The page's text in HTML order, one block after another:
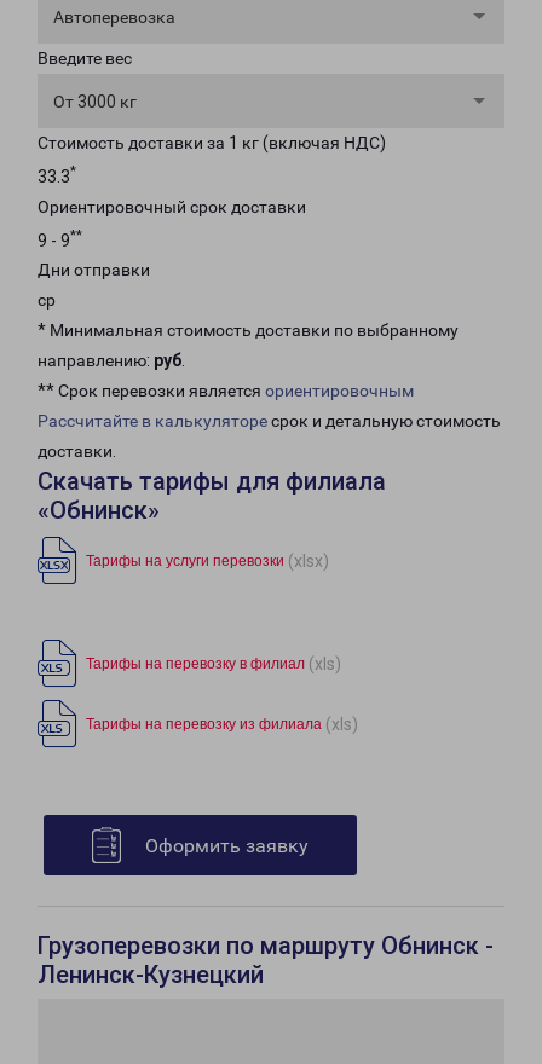
Автоперевозка
Введите вес
От 3000 кг
Стоимость доставки за 1 кг (включая НДС)
33.3*
Ориентировочный срок доставки
9 - 9**
Дни отправки
ср
* Минимальная стоимость доставки по выбранному
направлению: руб.
** Срок перевозки является ориентировочным
Рассчитайте в калькуляторесрок и детальную стоимость
доставки.
Скачать тарифы для филиала
«Обнинск»
Тарифы на услуги перевозки (xlsx)
Тарифы на перевозку в филиал (xls)
Тарифы на перевозку из филиала (xls)
Оформить заявку
Грузоперевозки по маршруту Обнинск -
Ленинск-Кузнецкий